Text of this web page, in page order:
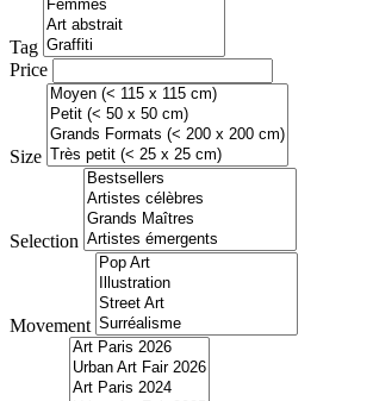
Tag
Price
Size
Selection
Movement